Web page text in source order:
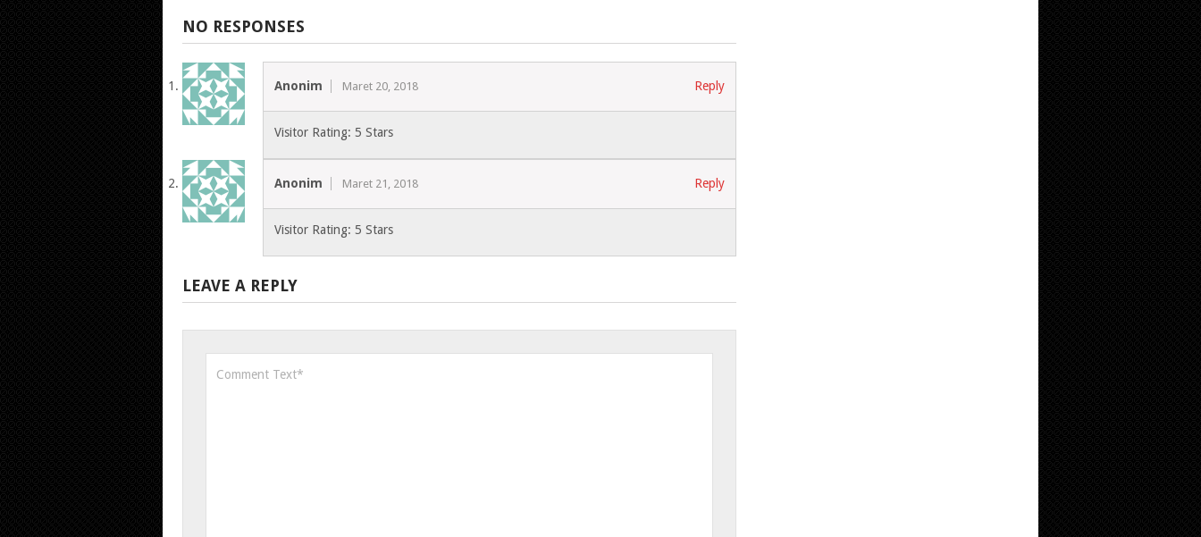
NO RESPONSES
Anonim Maret 20, 2018 Reply
Visitor Rating: 5 Stars
Anonim Maret 21, 2018 Reply
Visitor Rating: 5 Stars
LEAVE A REPLY